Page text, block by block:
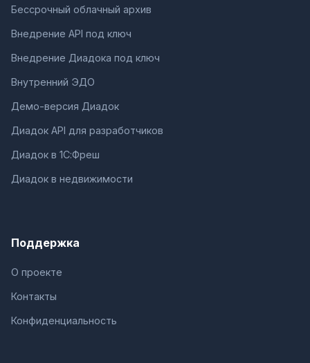
Бессрочный облачный архив
Внедрение API под ключ
Внедрение Диадока под ключ
Внутренний ЭДО
Демо-версия Диадок
Диадок API для разработчиков
Диадок в 1С:Фреш
Диадок в недвижимости
Поддержка
О проекте
Контакты
Конфиденциальность